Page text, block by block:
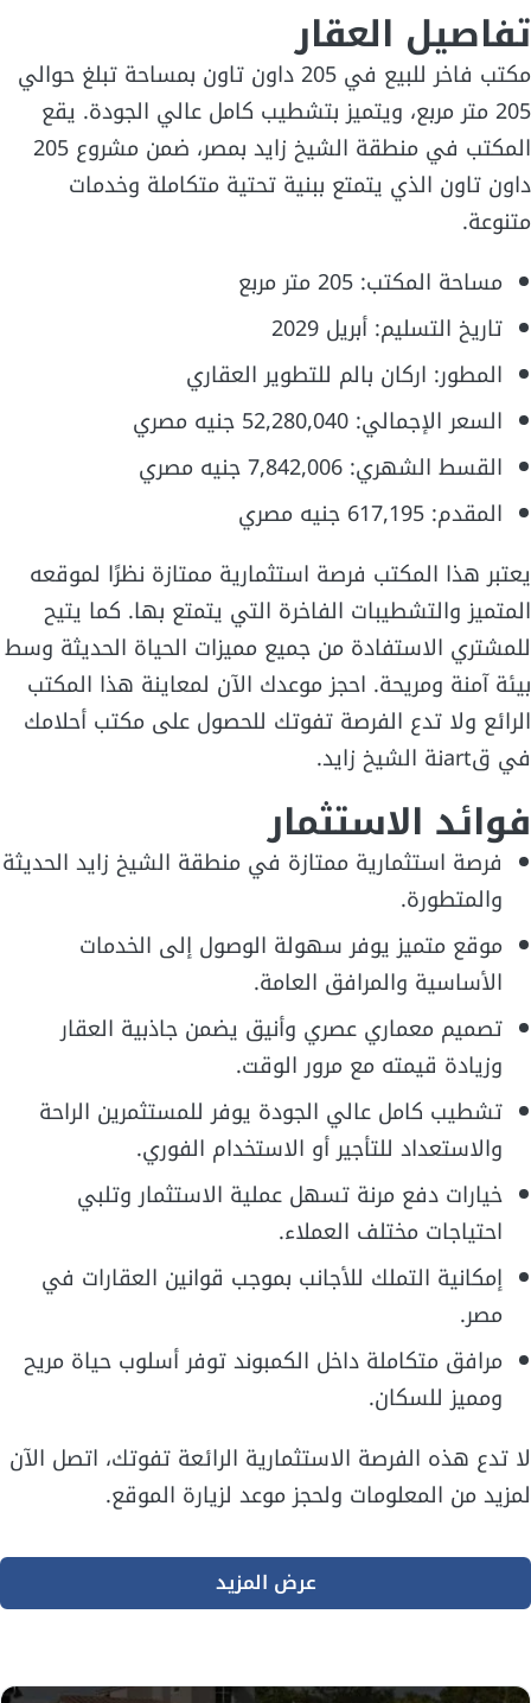
تفاصيل العقار
مكتب فاخر للبيع في 205 داون تاون بمساحة تبلغ حوالي
205 متر مربع، ويتميز بتشطيب كامل عالي الجودة. يقع
المكتب في منطقة الشيخ زايد بمصر، ضمن مشروع 205
داون تاون الذي يتمتع ببنية تحتية متكاملة وخدمات
متنوعة.
مساحة المكتب: 205 متر مربع
تاريخ التسليم: أبريل 2029
المطور: اركان بالم للتطوير العقاري
السعر الإجمالي: 52,280,040 جنيه مصري
القسط الشهري: 7,842,006 جنيه مصري
المقدم: 617,195 جنيه مصري
يعتبر هذا المكتب فرصة استثمارية ممتازة نظرًا لموقعه
المتميز والتشطيبات الفاخرة التي يتمتع بها. كما يتيح
للمشتري الاستفادة من جميع مميزات الحياة الحديثة وسط
بيئة آمنة ومريحة. احجز موعدك الآن لمعاينة هذا المكتب
الرائع ولا تدع الفرصة تفوتك للحصول على مكتب أحلامك
في قartنة الشيخ زايد.
فوائد الاستثمار
فرصة استثمارية ممتازة في منطقة الشيخ زايد الحديثة
والمتطورة.
موقع متميز يوفر سهولة الوصول إلى الخدمات
الأساسية والمرافق العامة.
تصميم معماري عصري وأنيق يضمن جاذبية العقار
وزيادة قيمته مع مرور الوقت.
تشطيب كامل عالي الجودة يوفر للمستثمرين الراحة
والاستعداد للتأجير أو الاستخدام الفوري.
خيارات دفع مرنة تسهل عملية الاستثمار وتلبي
احتياجات مختلف العملاء.
إمكانية التملك للأجانب بموجب قوانين العقارات في
مصر.
مرافق متكاملة داخل الكمبوند توفر أسلوب حياة مريح
ومميز للسكان.
لا تدع هذه الفرصة الاستثمارية الرائعة تفوتك، اتصل الآن
لمزيد من المعلومات ولحجز موعد لزيارة الموقع.
عرض المزيد